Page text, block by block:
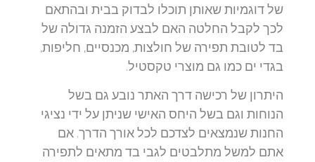
של דוגמיות שאותן תוכלו לבדוק בבית ובהתאם
לכך לקבל החלטה האם לבצע הזמנה גדולה של
בד לטובת תפירה של חולצות, מכנסיים, חליפות,
בגדי ים כמו גם מוצרי טקסטיל.
היתרון של רכישה דרך האתר נובע גם בשל
הנוחות וגם בשל היחס האישי שניתן על ידי נציגי
החנות שנמצאים לצדכם לכל אורך הדרך. אם
אתם למשל מתלבטים לגבי בד מתאים לתפירה